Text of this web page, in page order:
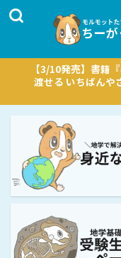
【3/10発売】書籍
渡せる いちばんや